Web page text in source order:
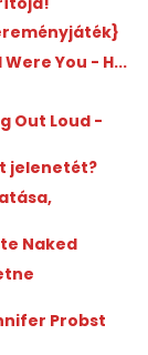
You - H...
Out Loud -
jelenetét?
Naked
Probst